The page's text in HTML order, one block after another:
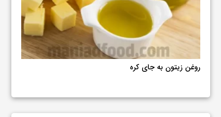
روغن کانولا و یا روغن نباتی؟ آیا میتوان بجای هم استفاده